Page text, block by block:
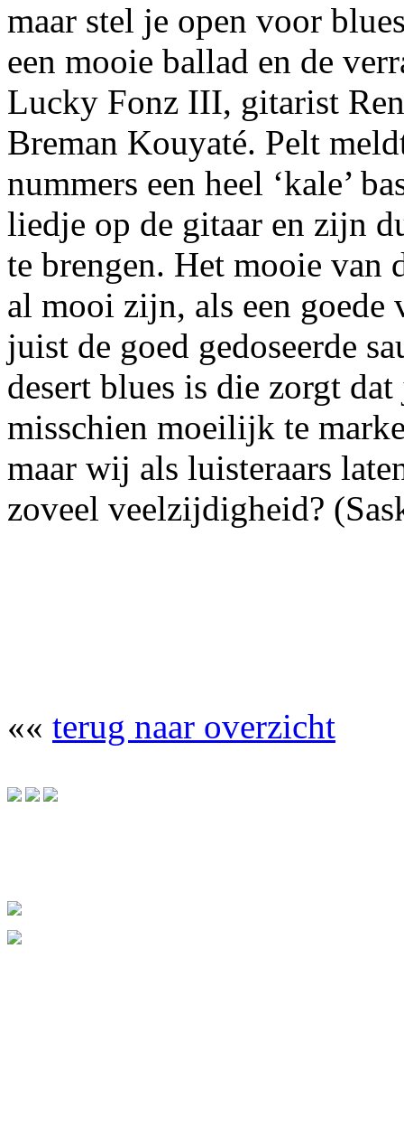
maar stel je open voor
een mooie ballad en de
Lucky Fonz III, gitarist
Breman Kouyaté. Pelt
nummers een heel ‘kale’
liedje op de gitaar en zijn
te brengen. Het mooie van
al mooi zijn, als een goede
juist de goed gedoseerde
desert blues is die zorgt
misschien moeilijk te
maar wij als luisteraars
zoveel veelzijdigheid?
«« terug naar overzicht